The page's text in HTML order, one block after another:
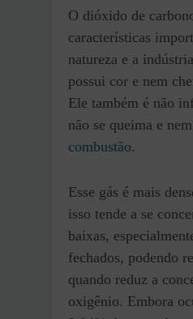
O dióxido de
características
natureza e a
possui cor e nem
Ele também é não
não se queima e
combustão.
Esse gás é mais
isso tende a se
baixas,
fechados, podendo
quando reduz a
oxigênio. Embora